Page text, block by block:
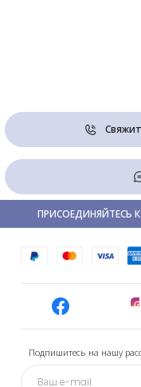
Подпишитесь на нашу
ПРИСОЕДИНЯЙТЕСЬ К